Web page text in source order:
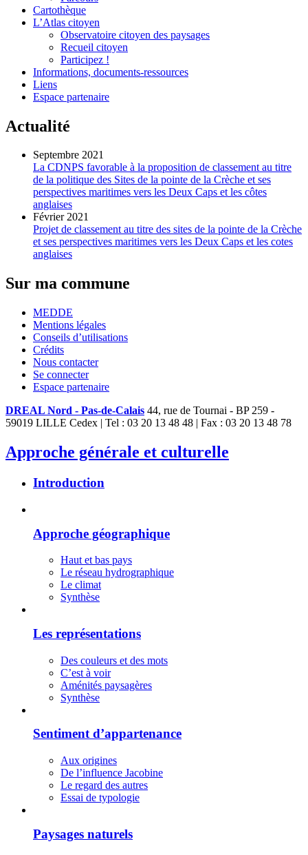
Cartothèque
L’Atlas citoyen
Observatoire citoyen des paysages
Recueil citoyen
Participez !
Informations, documents-ressources
Liens
Espace partenaire
Actualité
Septembre 2021
La CDNPS favorable à la proposition de classement au titre
de la politique des Sites de la pointe de la Crèche et ses
perspectives maritimes vers les Deux Caps et les côtes
anglaises
Février 2021
Projet de classement au titre des sites de la pointe de la Crèche
et ses perspectives maritimes vers les Deux Caps et les cotes
anglaises
Sur ma commune
MEDDE
Mentions légales
Conseils d’utilisations
Crédits
Nous contacter
Se connecter
Espace partenaire
DREAL Nord - Pas-de-Calais 44, rue de Tournai - BP 259 -
59019 LILLE Cedex | Tel : 03 20 13 48 48 | Fax : 03 20 13 48 78
Approche générale et culturelle
Introduction
Approche géographique
Haut et bas pays
Le réseau hydrographique
Le climat
Synthèse
Les représentations
Des couleurs et des mots
C’est à voir
Aménités paysagères
Synthèse
Sentiment d’appartenance
Aux origines
De l’influence Jacobine
Le regard des autres
Essai de typologie
Paysages naturels